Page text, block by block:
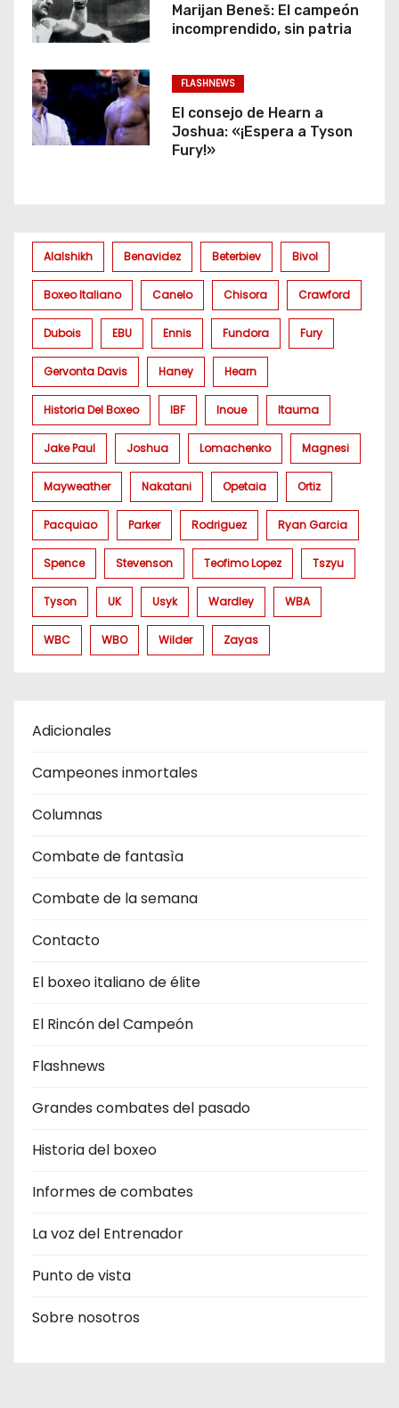
Marijan Beneš: El campeón
incomprendido, sin patria
FLASHNEWS
El consejo de Hearn a
Joshua: «¡Espera a Tyson
Fury!»
Alalshikh Benavidez Beterbiev Bivol
Boxeo Italiano Canelo Chisora Crawford
Dubois EBU Ennis Fundora Fury
Gervonta Davis Haney Hearn
Historia Del Boxeo IBF Inoue Itauma
Jake Paul Joshua Lomachenko Magnesi
Mayweather Nakatani Opetaia Ortiz
Pacquiao Parker Rodriguez Ryan Garcia
Spence Stevenson Teofimo Lopez Tszyu
Tyson UK Usyk Wardley WBA
WBC WBO Wilder Zayas
Adicionales
Campeones inmortales
Columnas
Combate de fantasìa
Combate de la semana
Contacto
El boxeo italiano de élite
El Rincón del Campeón
Flashnews
Grandes combates del pasado
Historia del boxeo
Informes de combates
La voz del Entrenador
Punto de vista
Sobre nosotros